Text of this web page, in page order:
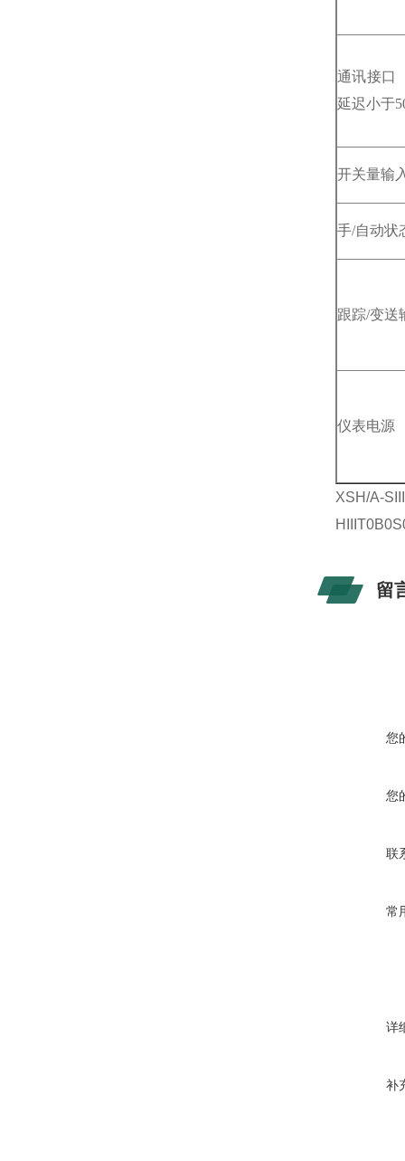
通讯接口
延迟小于
开关量输
手/自动状
跟踪/变送
仪表电源
XSH/A-
留
您
您
联
常
详
补